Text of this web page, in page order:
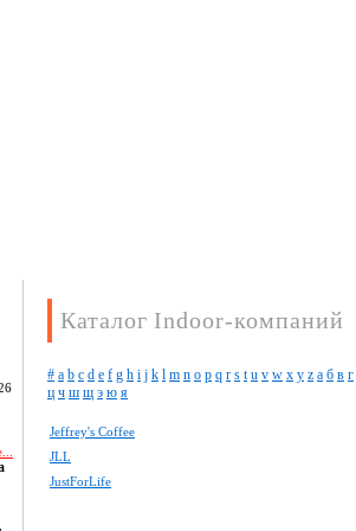
Каталог Indoor-компаний
# a b c d e f g h i j k l m n o p q r s t u v w x y z а б в г
ц ч ш щ э ю я
Jeffrey's Coffee
JLL
JustForLife